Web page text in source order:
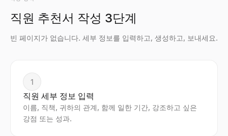
직원 추천서 작성 3단계
빈 페이지가 없습니다. 세부 정보를 입력하고, 생성하고, 보내세요.
1
직원 세부 정보 입력
이름, 직책, 귀하의 관계, 함께 일한 기간, 강조하고 싶은
강점 또는 성과.